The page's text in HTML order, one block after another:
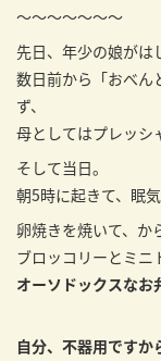
～～～～～～～
先日、年少の娘がは
数日前から「おべん
ず、
母としてはプレッ
そして当日。
朝5時に起きて、眠
卵焼きを焼いて、か
ブロッコリーとミ
オーソドックスなお
自分、不器用です